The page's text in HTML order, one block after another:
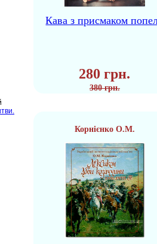
Кава з присмаком
280 грн.
380 грн.
Корнієнко О.М.